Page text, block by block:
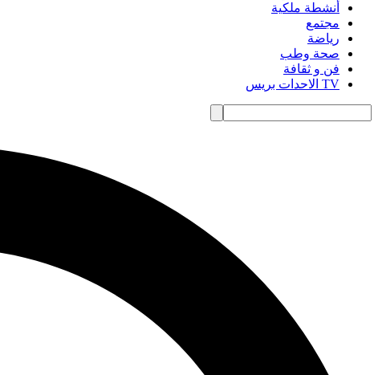
أنشطة ملكية
مجتمع
رياضة
صحة وطب
فن و ثقافة
TV الاحدات بريس